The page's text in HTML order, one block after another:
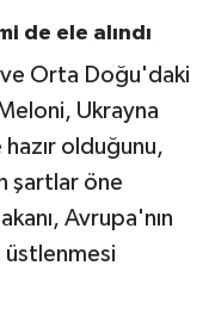
de ele alındı
ve Orta Doğu'daki
Ukrayna
olduğunu,
şartlar öne
Avrupa'nın
üstlenmesi